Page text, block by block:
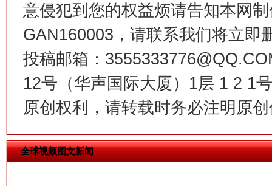
意侵犯到您的权益烦请告知本网
GAN160003，请联系我们将立即
投稿邮箱：
12号（华声国际大厦）1层 1 2 1
原创权利，请转载时务必注明原
全球视频图文新闻
在谋一域中谋全局